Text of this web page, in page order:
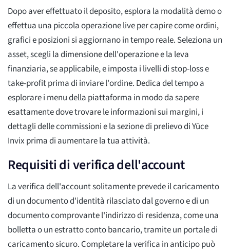
Dopo aver effettuato il deposito, esplora la modalità demo o
effettua una piccola operazione live per capire come ordini,
grafici e posizioni si aggiornano in tempo reale. Seleziona un
asset, scegli la dimensione dell'operazione e la leva
finanziaria, se applicabile, e imposta i livelli di stop-loss e
take-profit prima di inviare l'ordine. Dedica del tempo a
esplorare i menu della piattaforma in modo da sapere
esattamente dove trovare le informazioni sui margini, i
dettagli delle commissioni e la sezione di prelievo di Yüce
Invix prima di aumentare la tua attività.
Requisiti di verifica dell'account
La verifica dell'account solitamente prevede il caricamento
di un documento d'identità rilasciato dal governo e di un
documento comprovante l'indirizzo di residenza, come una
bolletta o un estratto conto bancario, tramite un portale di
caricamento sicuro. Completare la verifica in anticipo può